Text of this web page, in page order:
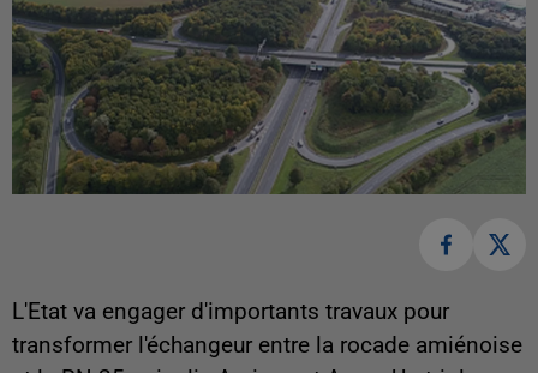
L'Etat va engager d'importants travaux pour
transformer l'échangeur entre la rocade amiénoise